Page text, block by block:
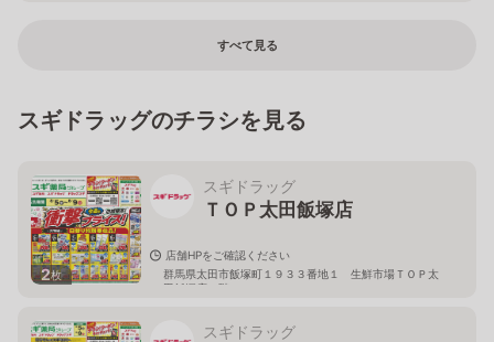
すべて見る
スギドラッグのチラシを見る
2枚
スギドラッグ
ＴＯＰ太田飯塚店
店舗HPをご確認ください
群馬県太田市飯塚町１９３３番地１ 生鮮市場ＴＯＰ太
田飯塚店１階
スギドラッグ